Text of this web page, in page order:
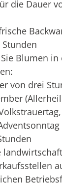
die Dauer
Blumen
von drei